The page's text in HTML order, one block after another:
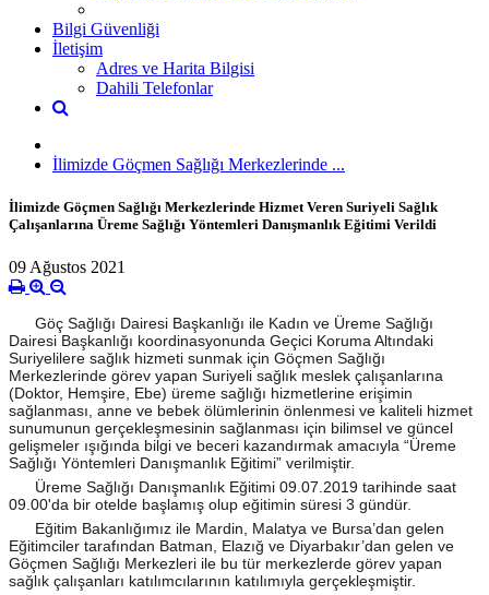
Bilgi Güvenliği
İletişim
Adres ve Harita Bilgisi
Dahili Telefonlar
İlimizde Göçmen Sağlığı Merkezlerinde ...
İlimizde Göçmen Sağlığı Merkezlerinde Hizmet Veren Suriyeli Sağlık
Çalışanlarına Üreme Sağlığı Yöntemleri Danışmanlık Eğitimi Verildi
09 Ağustos 2021
Göç Sağlığı Dairesi Başkanlığı ile Kadın ve Üreme Sağlığı
Dairesi Başkanlığı koordinasyonunda Geçici Koruma Altındaki
Suriyelilere sağlık hizmeti sunmak için Göçmen Sağlığı
Merkezlerinde görev yapan Suriyeli sağlık meslek çalışanlarına
(Doktor, Hemşire, Ebe) üreme sağlığı hizmetlerine erişimin
sağlanması, anne ve bebek ölümlerinin önlenmesi ve kaliteli hizmet
sunumunun gerçekleşmesinin sağlanması için bilimsel ve güncel
gelişmeler ışığında bilgi ve beceri kazandırmak amacıyla “Üreme
Sağlığı Yöntemleri Danışmanlık Eğitimi” verilmiştir.
Üreme Sağlığı Danışmanlık Eğitimi 09.07.2019 tarihinde saat
09.00'da bir otelde başlamış olup eğitimin süresi 3 gündür.
Eğitim Bakanlığımız ile Mardin, Malatya ve Bursa’dan gelen
Eğitimciler tarafından Batman, Elazığ ve Diyarbakır’dan gelen ve
Göçmen Sağlığı Merkezleri ile bu tür merkezlerde görev yapan
sağlık çalışanları katılımcılarının katılımıyla gerçekleşmiştir.